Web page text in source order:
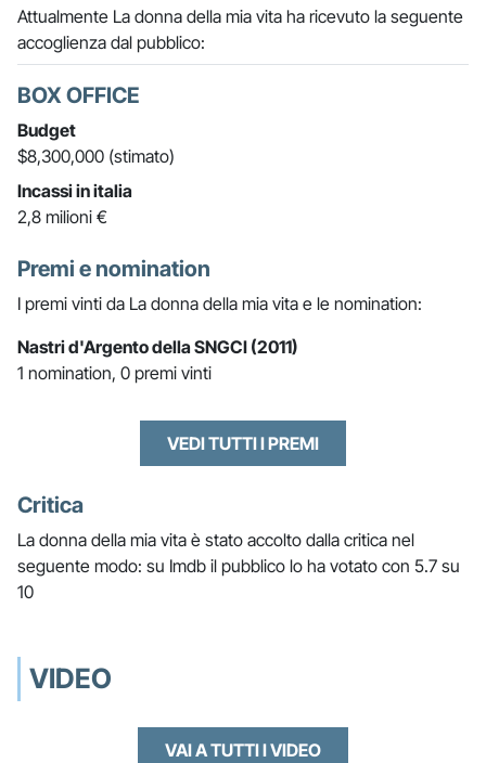
Attualmente La donna della mia vita ha ricevuto la seguente
accoglienza dal pubblico:
BOX OFFICE
Budget
$8,300,000 (stimato)
Incassi in italia
2,8 milioni €
Premi e nomination
I premi vinti da La donna della mia vita e le nomination:
Nastri d'Argento della SNGCI (2011)
1 nomination, 0 premi vinti
VEDI TUTTI I PREMI
Critica
La donna della mia vita è stato accolto dalla critica nel
seguente modo: su Imdb il pubblico lo ha votato con 5.7 su
10
VIDEO
VAI A TUTTI I VIDEO